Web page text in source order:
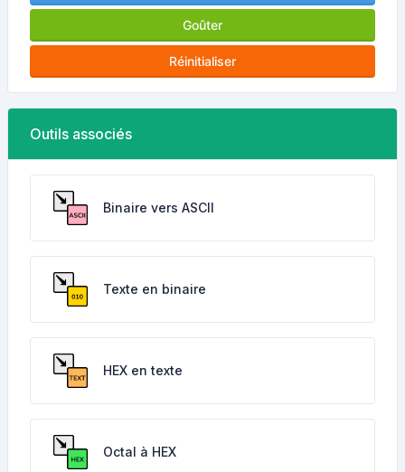
Goûter
Réinitialiser
Outils associés
Binaire vers ASCII
Texte en binaire
HEX en texte
Octal à HEX